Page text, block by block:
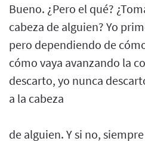
Bueno. ¿Pero el qué?
cabeza de alguien? Yo
pero dependiendo de
cómo vaya avanzando la
descarto, yo nunca
a la cabeza
de alguien. Y si no,